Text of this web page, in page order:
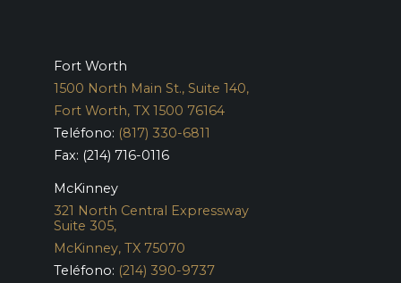
Fort Worth
1500 North Main St., Suite 140,
Fort Worth, TX 1500 76164
Teléfono: (817) 330-6811
Fax: (214) 716-0116
McKinney
321 North Central Expressway
Suite 305,
McKinney, TX 75070
Teléfono: (214) 390-9737